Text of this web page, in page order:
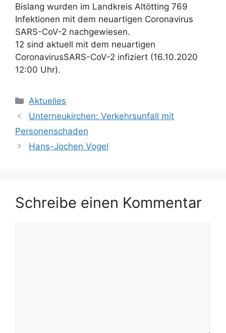
Bislang wurden im Landkreis Altötting 769
Infektionen mit dem neuartigen Coronavirus
SARS-CoV-2 nachgewiesen.
12 sind aktuell mit dem neuartigen
CoronavirusSARS-CoV-2 infiziert (16.10.2020
12:00 Uhr).
Kategorien
Aktuelles
Unterneukirchen: Verkehrsunfall mit
Personenschaden
Hans-Jochen Vogel
Schreibe einen Kommentar